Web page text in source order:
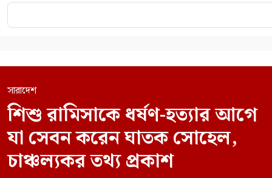
সারাদেশ
শিশু রামিসাকে ধর্ষণ-হত্যার আগে
যা সেবন করেন ঘাতক সোহেল,
চাঞ্চল্যকর তথ্য প্রকাশ